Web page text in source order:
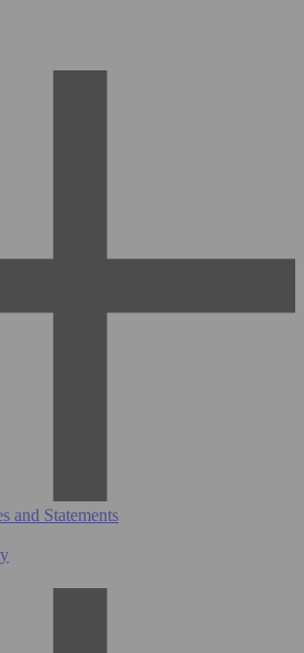
and Statements